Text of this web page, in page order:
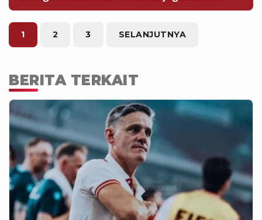
lepas dari status Oman yang selama ini
dikenal sebagai salah satu tim kuat di
kawasan Asia Barat.
1 2 3 SELANJUTNYA
BERITA TERKAIT